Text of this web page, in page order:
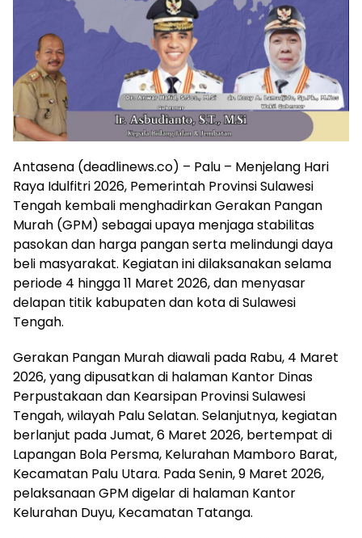
Antasena (deadlinews.co) – Palu – Menjelang Hari
Raya Idulfitri 2026, Pemerintah Provinsi Sulawesi
Tengah kembali menghadirkan Gerakan Pangan
Murah (GPM) sebagai upaya menjaga stabilitas
pasokan dan harga pangan serta melindungi daya
beli masyarakat. Kegiatan ini dilaksanakan selama
periode 4 hingga 11 Maret 2026, dan menyasar
delapan titik kabupaten dan kota di Sulawesi
Tengah.
Gerakan Pangan Murah diawali pada Rabu, 4 Maret
2026, yang dipusatkan di halaman Kantor Dinas
Perpustakaan dan Kearsipan Provinsi Sulawesi
Tengah, wilayah Palu Selatan. Selanjutnya, kegiatan
berlanjut pada Jumat, 6 Maret 2026, bertempat di
Lapangan Bola Persma, Kelurahan Mamboro Barat,
Kecamatan Palu Utara. Pada Senin, 9 Maret 2026,
pelaksanaan GPM digelar di halaman Kantor
Kelurahan Duyu, Kecamatan Tatanga.